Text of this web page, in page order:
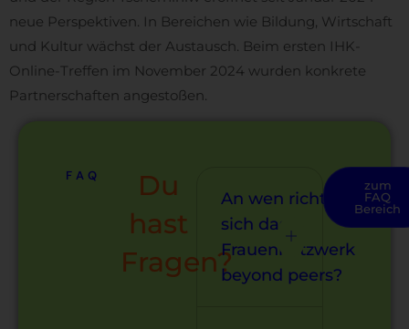
neue Perspektiven. In Bereichen wie Bildung, Wirtschaft
und Kultur wächst der Austausch. Beim ersten IHK-
Online-Treffen im November 2024 wurden konkrete
Partnerschaften angestoßen.
FAQ
Du
hast
Fragen?
An wen richtet
sich das
Frauennetzwerk
beyond peers?
zum
FAQ
Bereich